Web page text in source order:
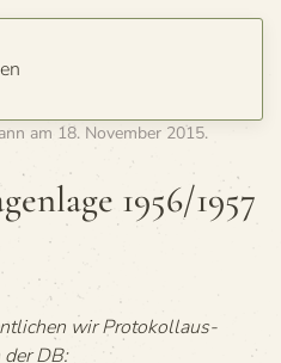
am 18. November 2015.
1956/1957
wir Pro­to­koll­aus­
DB: